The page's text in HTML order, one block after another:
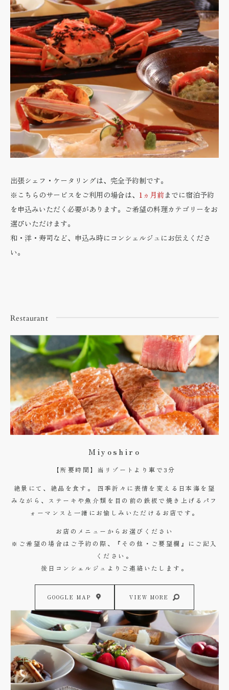
出張シェフ・ケータリングは、完全予約制です。
※こちらのサービスをご利用の場合は、 1ヵ月前までに宿泊予約
を申込みいただく必要があります。ご希望の料理カテゴリーをお
選びいただけます。
和・洋・寿司など、申込み時にコンシェルジュにお伝えくださ
い。
Restaurant
Miyoshiro
【所要時間】当リゾートより車で3分
絶景にて、絶品を食す。 四季折々に表情を変える日本海を望
みながら、ステーキや魚介類を目の前の鉄板で焼き上げるパフ
ォーマンスと一緒にお愉しみいただけるお店です。
お店のメニューからお選びください
※ご希望の場合はご予約の際、『その他・ご要望欄』にご記入
ください。
後日コンシェルジュよりご連絡いたします。
GOOGLE MAP VIEW MORE